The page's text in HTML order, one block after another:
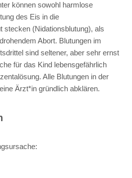
können sowohl harmlose
des Eis in die
stecken (Nidationsblutung), als
Abort. Blutungen im
sind seltener, aber sehr ernst
für das Kind lebensgefährlich
Alle Blutungen in der
Ärzt*in gründlich abklären.